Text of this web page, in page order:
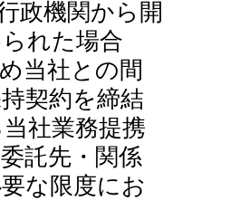
政機関から開
れた場合
当社との間
契約を締結
社業務提携
託先・関係
な限度にお